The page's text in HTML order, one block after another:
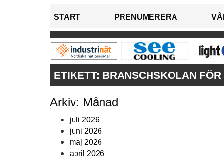
START PRENUMERERA
ETIKETT: BRANSCHSKOLAN
Arkiv: Månad
juli 2026
juni 2026
maj 2026
april 2026